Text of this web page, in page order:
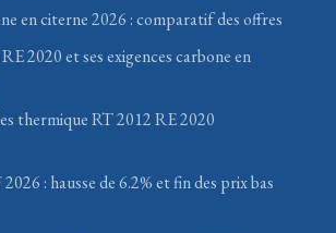
en citerne 2026 : comparatif des offres
2020 et ses exigences carbone en
thermique RT 2012 RE 2020
: hausse de 6.2% et fin des prix bas